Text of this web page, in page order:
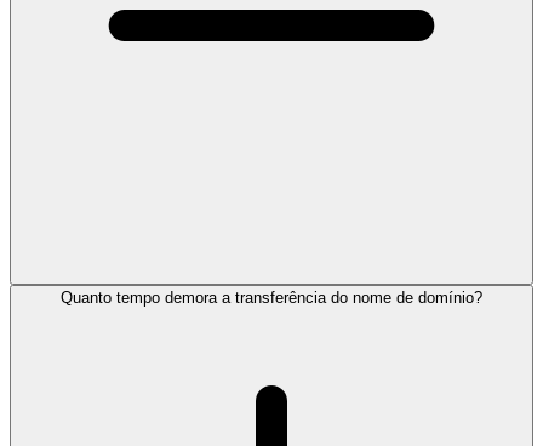
Quanto tempo demora a transferência do nome de domínio?